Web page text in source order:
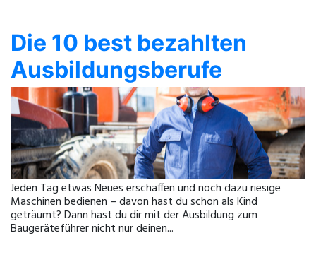
Die 10 best bezahlten
Ausbildungsberufe
Jeden Tag etwas Neues erschaffen und noch dazu riesige
Maschinen bedienen – davon hast du schon als Kind
geträumt? Dann hast du dir mit der Ausbildung zum
Baugeräteführer nicht nur deinen...